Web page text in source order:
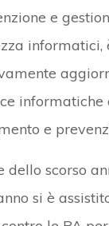
e
informatici,
informatiche
e
dello scorso
si è